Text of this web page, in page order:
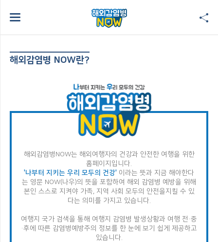
해외감염병 NOW란?
해외감염병NOW는 해외여행자의 건강과 안전한 여행을 위한
홈페이지입니다.
'나부터 지키는 우리 모두의 건강' 이라는 뜻과 지금 해야한다
는 영문 NOW(나우)의 뜻을 포함하여 해외 감염병 예방을 위해
본인 스스로 지켜야 가족, 지역 사회 모두의 안전을지킬 수 있
다는 의미를 가지고 있습니다.
여행지 국가 검색을 통해 여행지 감염병 발생상황과 여행 전·중
·후에 따른 감염병예방주의 정보를 한 눈에 보기 쉽게 제공하고
있습니다.